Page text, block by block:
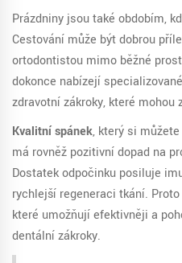
Prázdniny jsou také obdobím,
Cestování může být dobrou
ortodontistou mimo běžné
dokonce nabízejí
zdravotní zákroky, které
Kvalitní spánek, který si
má rovněž pozitivní dopad na
Dostatek odpočinku posiluje
rychlejší regeneraci tkání.
které umožňují efektivněji a
dentální zákroky.